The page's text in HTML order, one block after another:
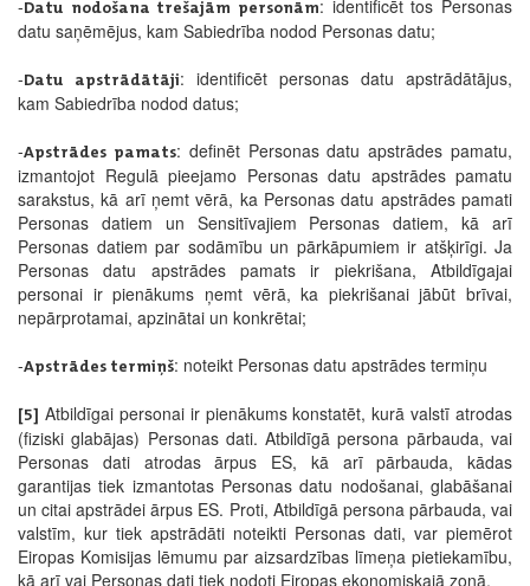
-Datu nodošana trešajām personām: identificēt tos Personas
datu saņēmējus, kam Sabiedrība nodod Personas datu;
-Datu apstrādātāji: identificēt personas datu apstrādātājus,
kam Sabiedrība nodod datus;
-Apstrādes pamats: definēt Personas datu apstrādes pamatu,
izmantojot Regulā pieejamo Personas datu apstrādes pamatu
sarakstus, kā arī ņemt vērā, ka Personas datu apstrādes pamati
Personas datiem un Sensitīvajiem Personas datiem, kā arī
Personas datiem par sodāmību un pārkāpumiem ir atšķirīgi. Ja
Personas datu apstrādes pamats ir piekrišana, Atbildīgajai
personai ir pienākums ņemt vērā, ka piekrišanai jābūt brīvai,
nepārprotamai, apzinātai un konkrētai;
-Apstrādes termiņš: noteikt Personas datu apstrādes termiņu
[5] Atbildīgai personai ir pienākums konstatēt, kurā valstī atrodas
(fiziski glabājas) Personas dati. Atbildīgā persona pārbauda, vai
Personas dati atrodas ārpus ES, kā arī pārbauda, kādas
garantijas tiek izmantotas Personas datu nodošanai, glabāšanai
un citai apstrādei ārpus ES. Proti, Atbildīgā persona pārbauda, vai
valstīm, kur tiek apstrādāti noteikti Personas dati, var piemērot
Eiropas Komisijas lēmumu par aizsardzības līmeņa pietiekamību,
kā arī vai Personas dati tiek nodoti Eiropas ekonomiskajā zonā.